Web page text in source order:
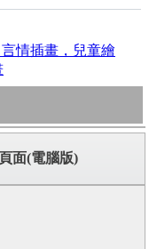
情插畫，兒童繪
面(電腦版)